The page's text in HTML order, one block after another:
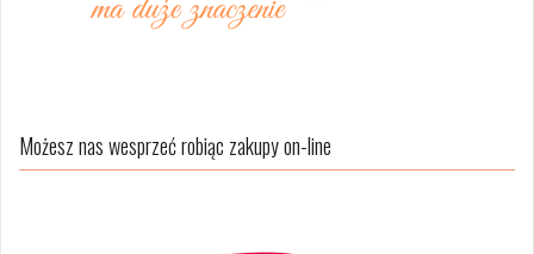
Możesz nas wesprzeć robiąc zakupy on-line